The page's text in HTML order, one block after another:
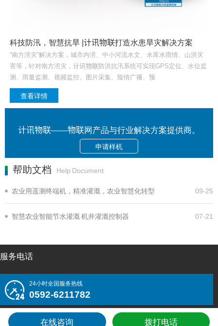
​​科技防汛，智慧抗旱 |计讯物联打造水患旱灾解决方案
“南方涝灾”解决方案，城市内涝、中小河流水文、水库水雨情、山洪灾
害等，针对南方涝灾，计讯物联防洪抗汛系统可实现GPS定位、水位监
测、雨量监测、视频监控、图片采集、险情广播、预
查看详情
计讯物联——物联网产品与行业解决方案提供商。
申请样机
帮助文档 Help Document
农业用遥测终端机，精准灌溉，农业智慧化转型 09-25
智慧农业智能节水灌溉 机井灌溉控制器 07-21
服务电话
24小时全国服务热线
0592-6211782
在线咨询 拨打电话